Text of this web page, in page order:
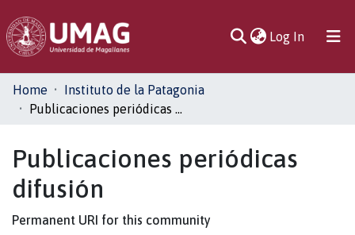
Log In(current)
Communities
& Collections
Statistics
Home
Instituto de la Patagonia
Publicaciones periódicas difusión
Publicaciones periódicas
difusión
Permanent URI for this community